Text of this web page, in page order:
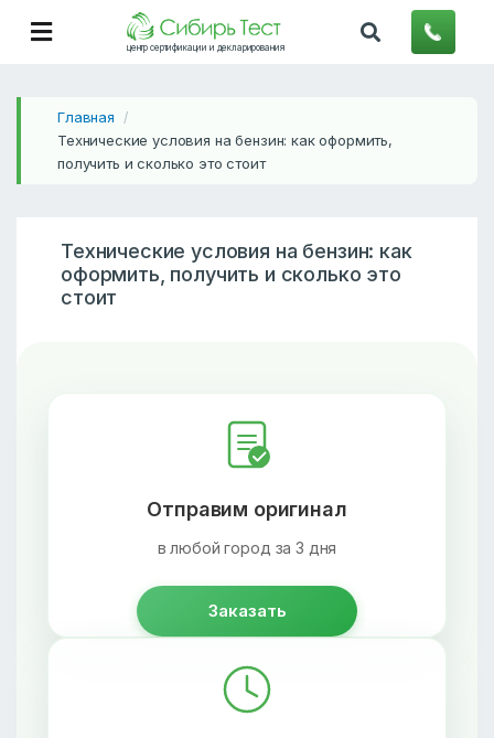
центр сертификации и декларирования
Главная /
Технические условия на бензин: как оформить,
получить и сколько это стоит
Технические условия на бензин: как
оформить, получить и сколько это
стоит
Отправим оригинал
в любой город за 3 дня
Заказать